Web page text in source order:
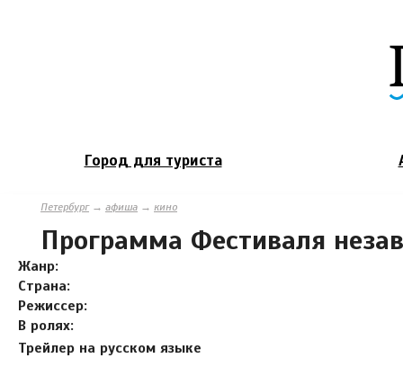
Город для туриста
Петербург→ афиша → кино
Программа Фестиваля
Жанр:
Страна:
Режиссер:
В ролях:
Трейлер на русском языке